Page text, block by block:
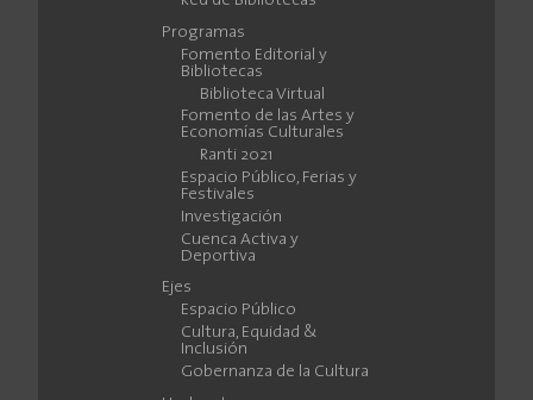
Programas
Fomento Editorial y
Bibliotecas
Biblioteca Virtual
Fomento de las Artes y
Economías Culturales
Ranti 2021
Espacio Público, Ferias y
Festivales
Investigación
Cuenca Activa y
Deportiva
Ejes
Espacio Público
Cultura, Equidad &
Inclusión
Gobernanza de la Cultura